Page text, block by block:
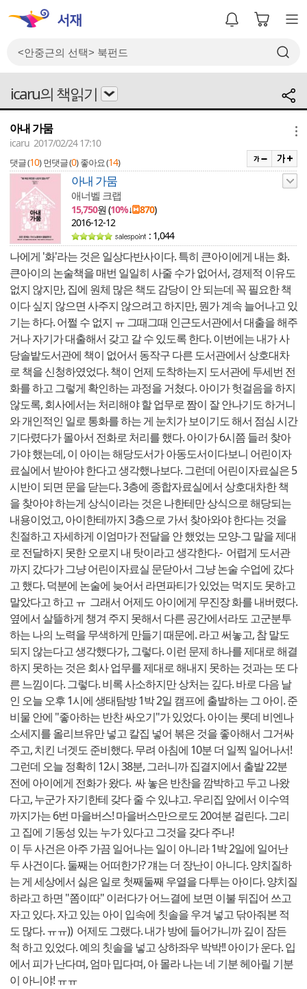
icaru의 책읽기
아내 가뭄
icaru 2017/02/24 17:10
댓글 (10) 먼댓글 (0) 좋아요 (14)
아내 가뭄
애너벨 크랩
15,750원 (10%↓ 870)
2016-12-12
: 1,044
나에게 '화'라는 것은 일상다반사이다. 특히 큰아이에게 내는 화.
큰아이의 논술책을 매번 일일히 사줄 수가 없어서, 경제적 이유도
없지 않지만, 집에 원체 많은 책도 감당이 안 되는데 꼭 필요한 책
이다 싶지 않으면 사주지 않으려고 하지만, 뭔가 계속 늘어나고 있
기는 하다. 어쩔 수 없지 ㅠ 그때그때 인근도서관에서 대출을 해주
거나 자기가 대출해서 갖고 갈 수 있도록 한다. 이번에는 내가 사
당솔밭도서관에 책이 없어서 동작구 다른 도서관에서 상호대차
로 책을 신청하였었다. 책이 언제 도착하는지 도서관에 두세번 전
화를 하고 그렇게 확인하는 과정을 거쳤다. 아이가 헛걸음을 하지
않도록, 회사에서는 처리해야 할 업무로 짬이 잘 안나기도 하거니
와 개인적인 일로 통화를 하는 게 눈치가 보이기도 해서 점심 시간
기다렸다가 몰아서 전화로 처리를 했다. 아이가 6시쯤 들러 찾아
가야 했는데, 이 아이는 해당도서가 아동도서이다보니 어린이자
료실에서 받아야 한다고 생각했나보다. 그런데 어린이자료실은 5
시반이 되면 문을 닫는다. 3층에 종합자료실에서 상호대차한 책
을 찾아야 하는게 상식이라는 것은 나한테만 상식으로 해당되는
내용이었고, 아이한테까지 3층으로 가서 찾아와야 한다는 것을
친절하고 자세하게 이엄마가 전달을 안 했었는 모양-그 말을 제대
로 전달하지 못한 오로지 내 탓이라고 생각한다.- 어렵게 도서관
까지 갔다가 그냥 어린이자료실 문닫아서 그냥 논술 수업에 갔다
고 했다. 덕분에 논술에 늦어서 라면파티가 있었는 먹지도 못하고
말았다고 하고 ㅠ 그래서 어제도 아이에게 무진장 화를 내버렸다.
옆에서 살뜰하게 챙겨 주지 못해서 다른 공간에서라도 고군분투
하는 나의 노력을 무색하게 만들기 때문에. 라고 써놓고, 참 말도
되지 않는다고 생각했다가, 그렇다. 이런 문제 하나를 제대로 해결
하지 못하는 것은 회사 업무를 제대로 해내지 못하는 것과는 또 다
른 느낌이다. 그렇다. 비록 사소하지만 상처는 깊다. 바로 다음 날
인 오늘 오후 1시에 생태탐방 1박 2일 캠프에 출발하는 그 아이. 준
비물 안에 "좋아하는 반찬 싸오기"가 있었다. 아이는 롯데 비엔나
소세지를 올리브유만 넣고 칼집 넣어 볶은 것을 좋아해서 그거싸
주고, 치킨 너겟도 준비했다. 무려 아침에 10분 더 일찍 일어나서!
그런데 오늘 정확히 12시 38분, 그러니까 집결지에서 출발 22분
전에 아이에게 전화가 왔다. 싸 놓은 반찬을 깜박하고 두고 나왔
다고, 누군가 자기한테 갖다 줄 수 있냐고. 우리집 앞에서 이수역
까지가는 6번 마을버스! 마을버스만으로도 20여분 걸린다. 그리
고 집에 기동성 있는 누가 있다고 그것을 갖다 주나!
이 두 사건은 아주 가끔 일어나는 일이 아니라 1박 2일에 일어난
두 사건이다. 둘째는 어떠한가? 걔는 더 장난이 아니다. 양치질하
는 게 세상에서 싫은 일로 첫째둘째 우열을 다투는 아이다. 양치질
하라고 하면 "쫌이따" 이러다가 어느결에 보면 이불 뒤집어 쓰고
자고 있다. 자고 있는 아이 입속에 칫솔을 우겨 넣고 닦아줘본 적
도 많다. ㅠㅠ)) 어제도 그랬다. 내가 방에 들어가니까 깊이 잠든
척 하고 있었다. 예의 칫솔을 넣고 상하좌우 박박!! 아이가 운다. 입
에서 피가 난다며, 엄마 밉다며, 아 몰라 나는 네 기분 헤아릴 기분
이 아니야! ㅠㅠ